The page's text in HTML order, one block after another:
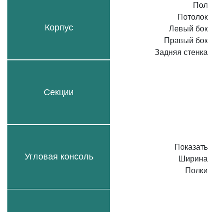
Корпус
Секции
Угловая консоль
Пол
Потолок
Левый бок
Правый бок
Задняя стенка
Показать
Ширина
Полки